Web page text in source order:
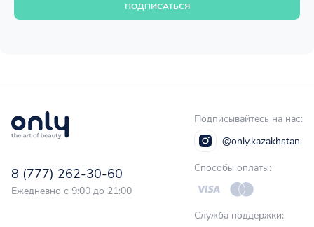
ПОДПИСАТЬСЯ
8 (777) 262-30-60
Ежедневно с 9:00 до 21:00
Подписывайтесь на нас:
@only.kazakhstan
Способы оплаты:
Служба поддержки: